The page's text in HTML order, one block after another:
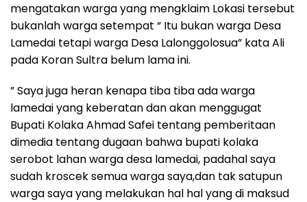
mengatakan warga yang mengklaim Lokasi tersebut
bukanlah warga setempat “ Itu bukan warga Desa
Lamedai tetapi warga Desa Lalonggolosua” kata Ali
pada Koran Sultra belum lama ini.
” Saya juga heran kenapa tiba tiba ada warga
lamedai yang keberatan dan akan menggugat
Bupati Kolaka Ahmad Safei tentang pemberitaan
dimedia tentang dugaan bahwa bupati kolaka
serobot lahan warga desa lamedai, padahal saya
sudah kroscek semua warga saya,dan tak satupun
warga saya yang melakukan hal hal yang di maksud